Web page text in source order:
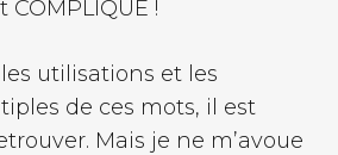
!
utilisations et les
de ces mots, il est
Mais je ne m’avoue